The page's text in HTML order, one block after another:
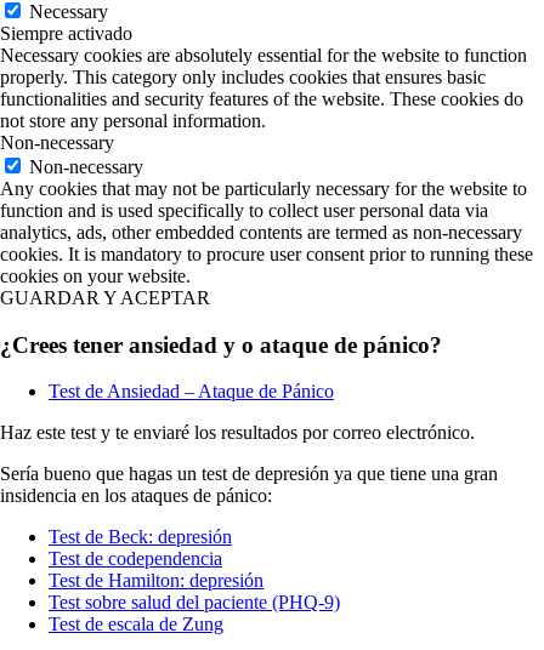
Necessary
Siempre activado
Necessary cookies are absolutely essential for the website to function
properly. This category only includes cookies that ensures basic
functionalities and security features of the website. These cookies do
not store any personal information.
Non-necessary
Non-necessary
Any cookies that may not be particularly necessary for the website to
function and is used specifically to collect user personal data via
analytics, ads, other embedded contents are termed as non-necessary
cookies. It is mandatory to procure user consent prior to running these
cookies on your website.
GUARDAR Y ACEPTAR
¿Crees tener ansiedad y o ataque de pánico?
Test de Ansiedad – Ataque de Pánico
Haz este test y te enviaré los resultados por correo electrónico.
Sería bueno que hagas un test de depresión ya que tiene una gran
insidencia en los ataques de pánico:
Test de Beck: depresión
Test de codependencia
Test de Hamilton: depresión
Test sobre salud del paciente (PHQ-9)
Test de escala de Zung